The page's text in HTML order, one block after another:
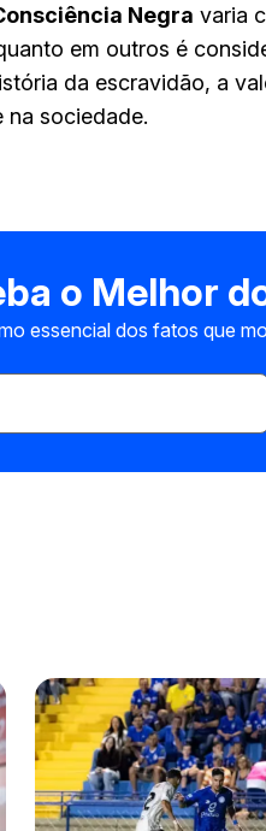
Negra varia
em outros é
da escravidão, a
na sociedade.
o Melhor
essencial dos fatos que